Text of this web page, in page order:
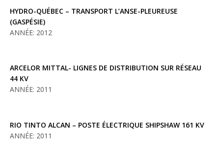
HYDRO-QUÉBEC – TRANSPORT L’ANSE-PLEUREUSE
(GASPÉSIE)
ANNÉE: 2012
ARCELOR MITTAL- LIGNES DE DISTRIBUTION SUR RÉSEAU
44 KV
ANNÉE: 2011
RIO TINTO ALCAN – POSTE ÉLECTRIQUE SHIPSHAW 161 KV
ANNÉE: 2011